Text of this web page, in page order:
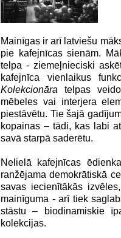
Mainīgas ir arī latviešu
pie kafejnīcas sienām.
telpa - ziemeļnieciski
kafejnīca vienlaikus
Kolekcionāra telpas
mēbeles vai interjera
piestāvētu. Tie šajā
kopainas – tādi, kas labi
savā starpā saderētu.
Nelielā kafejnīcas
ranžējama demokrātiskā
savas iecienītākās
mainīguma - arī tiek
stāstu – biodinamiskie
kolekcijas.